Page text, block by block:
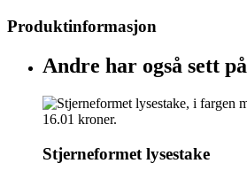
Produktinformasjon
Andre har også sett på
Stjerneformet lysestake